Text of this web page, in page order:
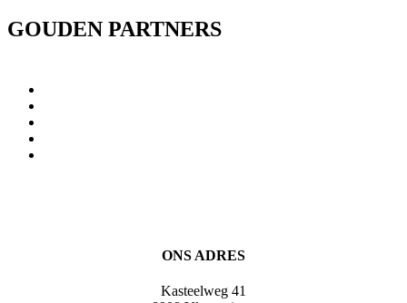
GOUDEN PARTNERS
ONS ADRES
Kasteelweg 41